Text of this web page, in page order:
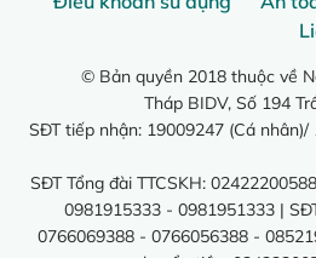
© Bản quyền 2018 thuộc về
Tháp BIDV, Số 194
SĐT tiếp nhận: 19009247 (Cá
SĐT Tổng đài TTCSKH:
0981915333 - 0981951333 |
0766069388 - 0766056388 -